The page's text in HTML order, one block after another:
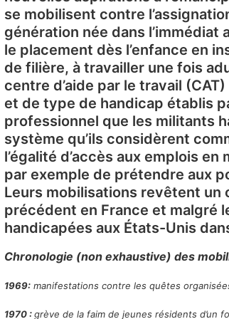
se mobilisent contre
génération née dans
le placement dès l’enfance en
de filière, à travailler une fois
centre d’aide par le travail
et de type de handicap établis
professionnel que les militants
système qu’ils considèrent
l’égalité d’accès aux emplois
par exemple de prétendre aux
Leurs mobilisations revêtent un
précédent en France et malgré
handicapées aux États-Unis
Chronologie (non exhaustive) des
1969: manifestations contre les quêtes
1970 :grève de la faim de jeunes résidents d’un